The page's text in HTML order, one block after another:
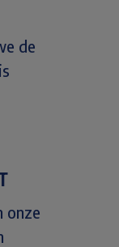
de
onze